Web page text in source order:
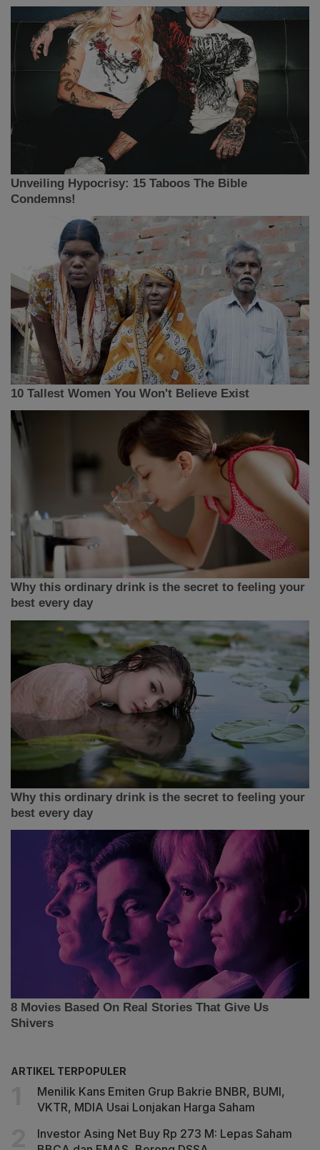
ARTIKEL TERPOPULER
Menilik Kans Emiten Grup Bakrie BNBR, BUMI,
VKTR, MDIA Usai Lonjakan Harga Saham
Investor Asing Net Buy Rp 273 M: Lepas Saham